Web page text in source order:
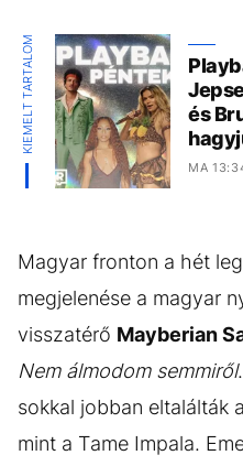
KIEMELT TARTALOM
és
MA
Magyar fronton a hét
megjelenése a magyar
visszatérő Mayberian
Nem álmodom semmiről
sokkal jobban eltalálták
mint a Tame Impala.